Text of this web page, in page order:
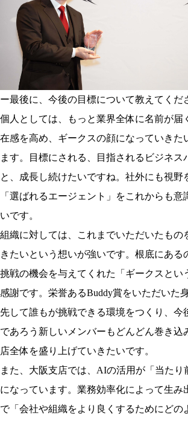
ー最後に、今後の目標について教えてくだ
個人としては、もっと業界全体に名前が届
在感を高め、ギークスの顔になっていきた
ます。目標にされる、目指されるビジネス
と、成長し続けたいですね。社外にも視野
「選ばれるエージェント」をこれからも意
いです。
組織に対しては、これまでいただいたもの
きたいという想いが強いです。根底にある
挑戦の機会を与えてくれた「ギークスとい
感謝です。栄誉あるBuddy賞をいただいた
先して誰もが挑戦できる環境をつくり、今
であろう新しいメンバーもどんどん巻き込
店全体を盛り上げていきたいです。
また、大阪支店では、AIの活用が「当たり
になっています。業務効率化によって生み
で「会社や組織をより良くするためにどの